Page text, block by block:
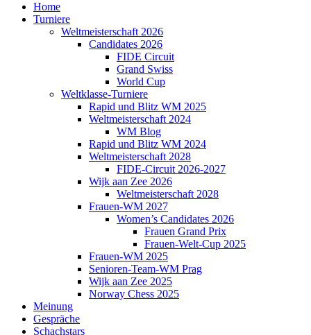
Home
Turniere
Weltmeisterschaft 2026
Candidates 2026
FIDE Circuit
Grand Swiss
World Cup
Weltklasse-Turniere
Rapid und Blitz WM 2025
Weltmeisterschaft 2024
WM Blog
Rapid und Blitz WM 2024
Weltmeisterschaft 2028
FIDE-Circuit 2026-2027
Wijk aan Zee 2026
Weltmeisterschaft 2028
Frauen-WM 2027
Women’s Candidates 2026
Frauen Grand Prix
Frauen-Welt-Cup 2025
Frauen-WM 2025
Senioren-Team-WM Prag
Wijk aan Zee 2025
Norway Chess 2025
Meinung
Gespräche
Schachstars